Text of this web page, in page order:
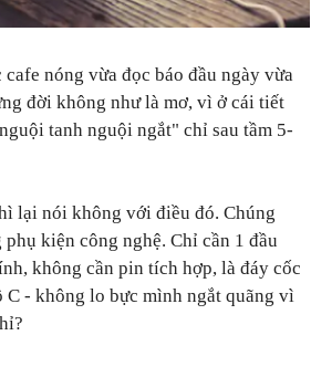
nóng vừa đọc báo đầu ngày vừa
đời không như là mơ, vì ở cái tiết
tanh nguội ngắt" chỉ sau tầm 5-
lại nói không với điều đó. Chúng
kiện công nghệ. Chỉ cần 1 đầu
không cần pin tích hợp, là đáy cốc
- không lo bực mình ngắt quãng vì